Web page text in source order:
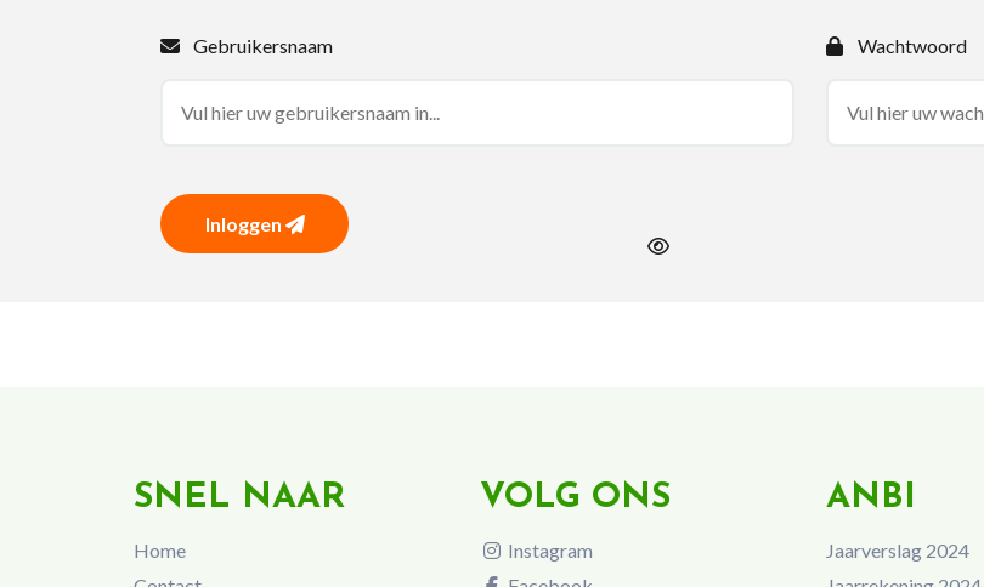
Gebruikersnaam Wachtwoord
Inloggen
SNEL NAAR
Home
VOLG ONS
Instagram
ANBI
Jaarverslag 2024